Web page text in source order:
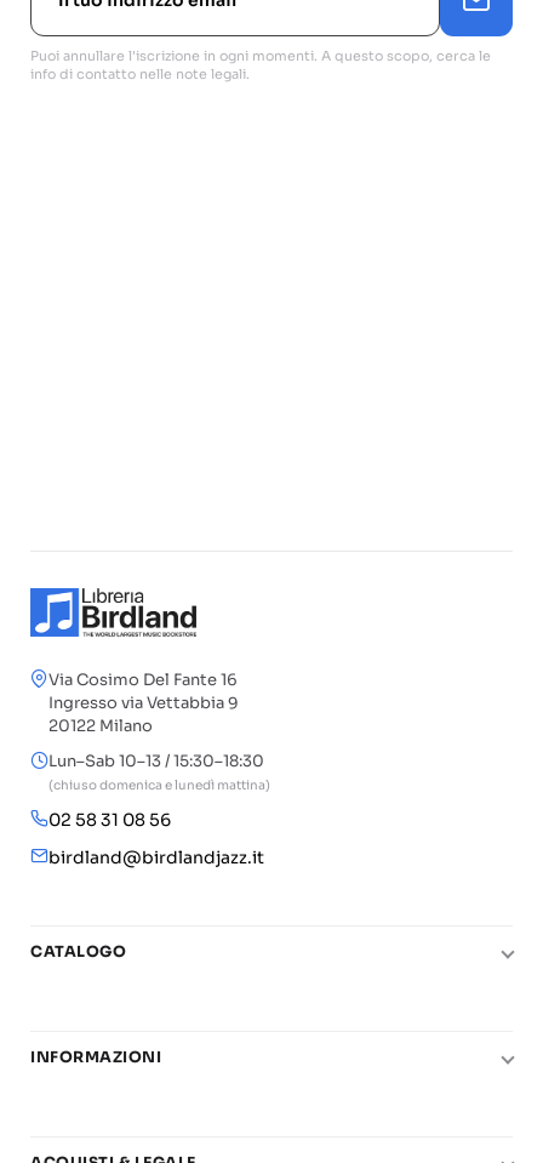
Puoi annullare l'iscrizione in ogni momenti. A questo scopo, cerca le
info di contatto nelle note legali.
Via Cosimo Del Fante 16
Ingresso via Vettabbia 9
20122 Milano
Lun–Sab 10–13 / 15:30–18:30
(chiuso domenica e lunedì mattina)
02 58 31 08 56
birdland@birdlandjazz.it
CATALOGO
Chitarra
Basi play-along
INFORMAZIONI
Carta del Docente